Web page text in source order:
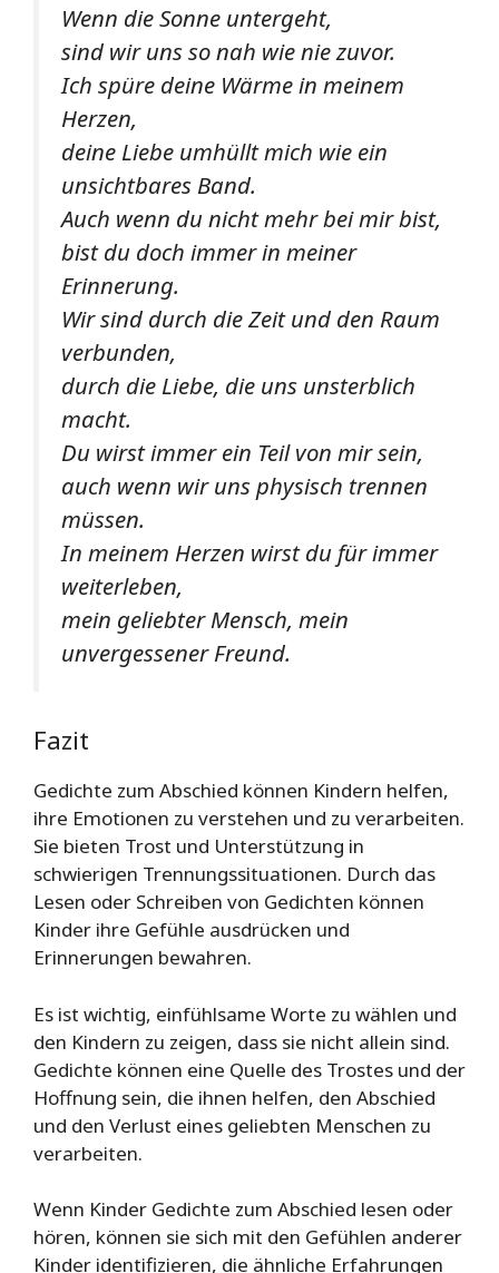
Wenn die Sonne untergeht,
sind wir uns so nah wie nie zuvor.
Ich spüre deine Wärme in meinem
Herzen,
deine Liebe umhüllt mich wie ein
unsichtbares Band.
Auch wenn du nicht mehr bei mir bist,
bist du doch immer in meiner
Erinnerung.
Wir sind durch die Zeit und den Raum
verbunden,
durch die Liebe, die uns unsterblich
macht.
Du wirst immer ein Teil von mir sein,
auch wenn wir uns physisch trennen
müssen.
In meinem Herzen wirst du für immer
weiterleben,
mein geliebter Mensch, mein
unvergessener Freund.
Fazit
Gedichte zum Abschied können Kindern helfen,
ihre Emotionen zu verstehen und zu verarbeiten.
Sie bieten Trost und Unterstützung in
schwierigen Trennungssituationen. Durch das
Lesen oder Schreiben von Gedichten können
Kinder ihre Gefühle ausdrücken und
Erinnerungen bewahren.
Es ist wichtig, einfühlsame Worte zu wählen und
den Kindern zu zeigen, dass sie nicht allein sind.
Gedichte können eine Quelle des Trostes und der
Hoffnung sein, die ihnen helfen, den Abschied
und den Verlust eines geliebten Menschen zu
verarbeiten.
Wenn Kinder Gedichte zum Abschied lesen oder
hören, können sie sich mit den Gefühlen anderer
Kinder identifizieren, die ähnliche Erfahrungen